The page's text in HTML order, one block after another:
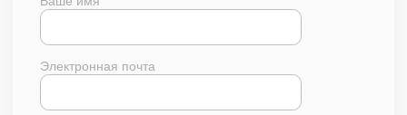
Электронная почта